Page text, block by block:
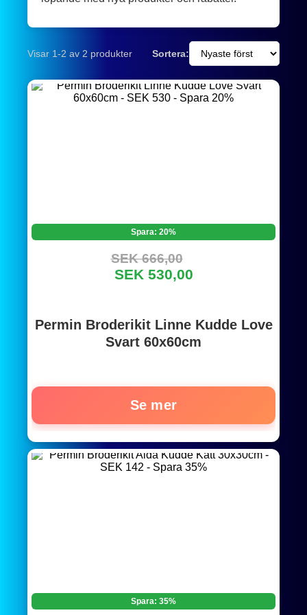
Visar 1-2 av 2 produkter Sortera:
Spara: 20%
SEK 666,00
SEK 530,00
Permin Broderikit Linne Kudde Love
Svart 60x60cm
Se mer
Spara: 35%